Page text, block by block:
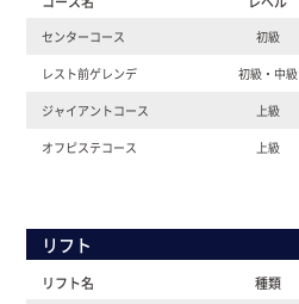
センターコース 初級
レスト前ゲレンデ 初級・中級
ジャイアントコース 上級
オフピステコース 上級
リフト
リフト名 種類